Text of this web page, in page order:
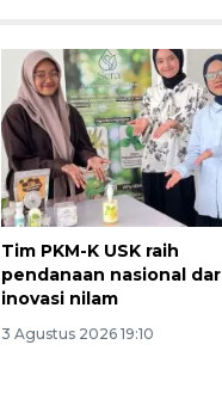
Tim PKM-K USK raih
pendanaan nasional
inovasi nilam
3 Agustus 2026 19:10